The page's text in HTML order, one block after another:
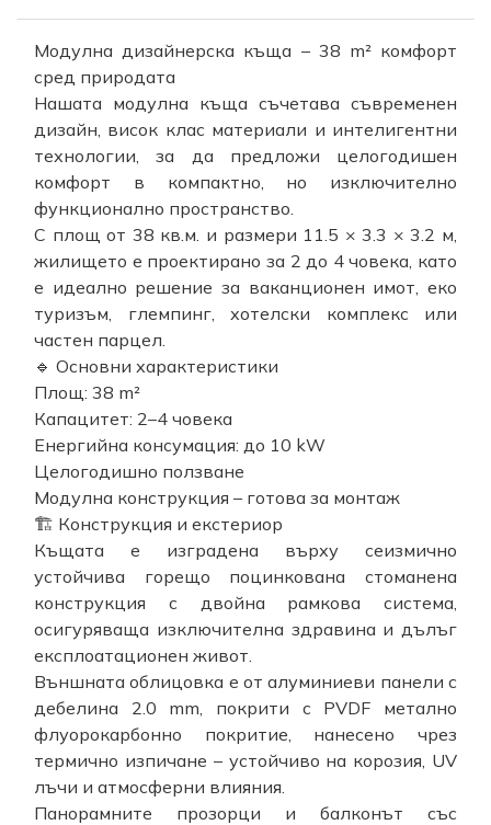
Модулна дизайнерска къща – 38 m² комфорт
сред природата
Нашата модулна къща съчетава съвременен
дизайн, висок клас материали и интелигентни
технологии, за да предложи целогодишен
комфорт в компактно, но изключително
функционално пространство.
С площ от 38 кв.м. и размери 11.5 × 3.3 × 3.2 м,
жилището е проектирано за 2 до 4 човека, като
е идеално решение за ваканционен имот, еко
туризъм, глемпинг, хотелски комплекс или
частен парцел.
🔹 Основни характеристики
Площ: 38 m²
Капацитет: 2–4 човека
Енергийна консумация: до 10 kW
Целогодишно ползване
Модулна конструкция – готова за монтаж
🏗️ Конструкция и екстериор
Къщата е изградена върху сеизмично
устойчива горещо поцинкована стоманена
конструкция с двойна рамкова система,
осигуряваща изключителна здравина и дълъг
експлоатационен живот.
Външната облицовка е от алуминиеви панели с
дебелина 2.0 mm, покрити с PVDF метално
флуорокарбонно покритие, нанесено чрез
термично изпичане – устойчиво на корозия, UV
лъчи и атмосферни влияния.
Панорамните прозорци и балконът със